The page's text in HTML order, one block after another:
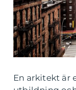
En arkitekt är